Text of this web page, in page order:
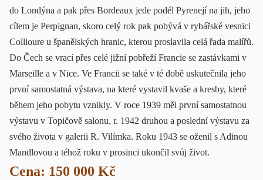
do Londýna a pak přes Bordeaux jede podél Pyrenejí na jih, jeho
cílem je Perpignan, skoro celý rok pak pobývá v rybářské vesnici
Collioure u španělských hranic, kterou proslavila celá řada malířů.
Do Čech se vrací přes celé jižní pobřeží Francie se zastávkami v
Marseille a v Nice. Ve Francii se také v té době uskutečnila jeho
první samostatná výstava, na které vystavil kvaše a kresby, které
během jeho pobytu vznikly. V roce 1939 měl první samostatnou
výstavu v Topičově salonu, r. 1942 druhou a poslední výstavu za
svého života v galerii R. Vilímka. Roku 1943 se oženil s Adinou
Mandlovou a téhož roku v prosinci ukončil svůj život.
Cena: 150 000 Kč